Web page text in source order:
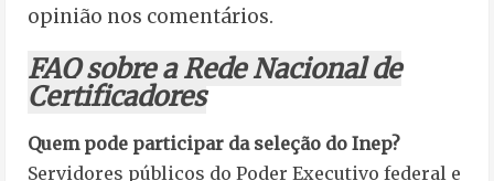
opinião nos comentários.
FAQ sobre a Rede Nacional de
Certificadores
Quem pode participar da seleção do Inep?
Servidores públicos do Poder Executivo federal e